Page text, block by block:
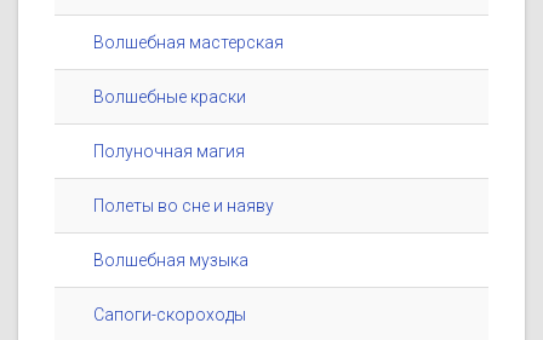
Волшебная мастерская
Волшебные краски
Полуночная магия
Полеты во сне и наяву
Волшебная музыка
Сапоги-скороходы